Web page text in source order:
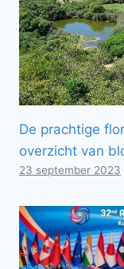
De prachtige
overzicht van
23 september 2023